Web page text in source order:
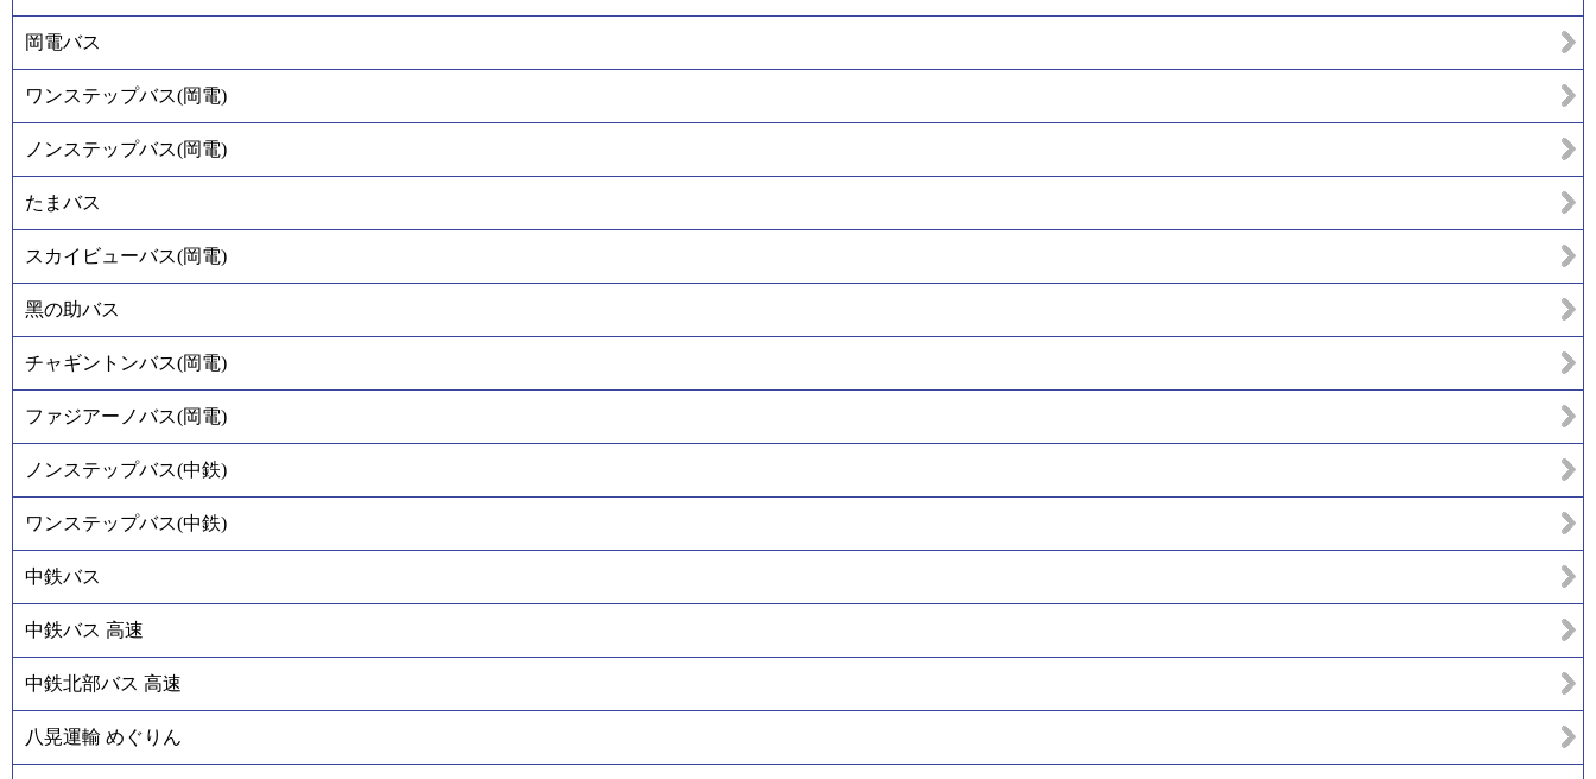
岡電バス
ワンステップバス(岡電)
ノンステップバス(岡電)
たまバス
スカイビューバス(岡電)
黑の助バス
チャギントンバス(岡電)
ファジアーノバス(岡電)
ノンステップバス(中鉄)
ワンステップバス(中鉄)
中鉄バス
中鉄バス 高速
中鉄北部バス 高速
八晃運輸 めぐりん